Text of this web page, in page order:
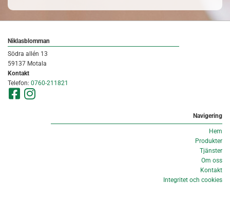
Niklasblomman
Södra allén 13
59137 Motala
Kontakt
Telefon: 0760-211821
Navigering
Hem
Produkter
Tjänster
Om oss
Kontakt
Integritet och cookies